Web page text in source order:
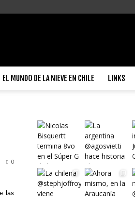
EL MUNDO DE LA NIEVE EN CHILE LINKS
0
las